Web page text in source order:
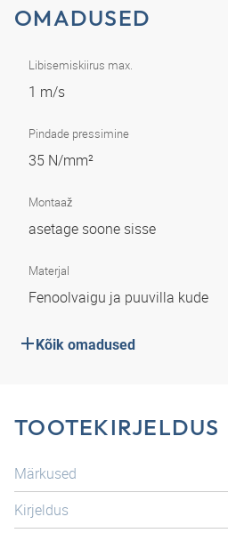
OMADUSED
Libisemiskiirus max.
1 m/s
Pindade pressimine
35 N/mm²
Montaaž
asetage soone sisse
Materjal
Fenoolvaigu ja puuvilla kude
Kõik omadused
TOOTEKIRJELDUS
Märkused
Kirjeldus